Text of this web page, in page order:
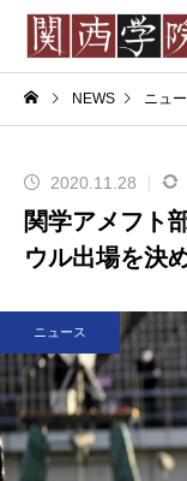
NEWS ニュ
2020.11.28
関学アメフト
ウル出場を決
ニュース